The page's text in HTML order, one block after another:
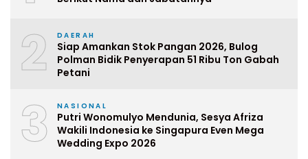
2 DAERAH
Siap Amankan Stok Pangan 2026, Bulog
Polman Bidik Penyerapan 51 Ribu Ton Gabah
Petani
3 NASIONAL
Putri Wonomulyo Mendunia, Sesya Afriza
Wakili Indonesia ke Singapura Even Mega
Wedding Expo 2026